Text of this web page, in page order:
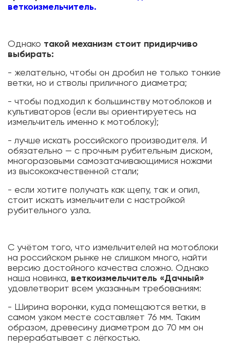
веткоизмельчитель.
Однако такой механизм стоит придирчиво
выбирать:
- желательно, чтобы он дробил не только тонкие
ветки, но и стволы приличного диаметра;
- чтобы подходил к большинству мотоблоков и
культиваторов (если вы ориентируетесь на
измельчитель именно к мотоблоку);
- лучше искать российского производителя. И
обязательно — с прочным рубительным диском,
многоразовыми самозатачивающимися ножами
из высококачественной стали;
- если хотите получать как щепу, так и опил,
стоит искать измельчители с настройкой
рубительного узла.
С учётом того, что измельчителей на мотоблоки
на российском рынке не слишком много, найти
версию достойного качества сложно. Однако
наша новинка, веткоизмельчитель «Дачный»
удовлетворит всем указанным требованиям:
- Ширина воронки, куда помещаются ветки, в
самом узком месте составляет 76 мм. Таким
образом, древесину диаметром до 70 мм он
перерабатывает с лёгкостью.